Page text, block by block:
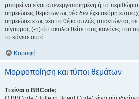
μπορεί να είναι απενεργοποιημένη ή το
σημειώσεις θεμάτων ως νέα δεν έχει ακόμη
σημειώσετε ως νέο το θέμα απλώς απαντώντας σε
σίγουρος (-η) ότι ακολουθείτε τους κανόνες του
το κάνετε αυτό.
Κορυφή
Μορφοποίηση και τύποι θεμάτων
Τι είναι ο BBCode;